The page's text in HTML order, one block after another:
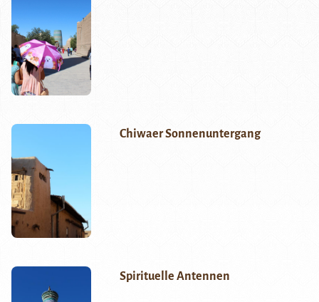
Chiwaer Sonnenuntergang
Spirituelle Antennen